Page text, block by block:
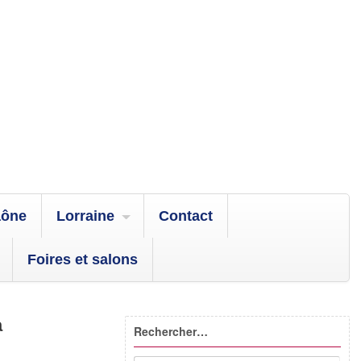
Lorraine Contact
Foires et salons
Rechercher…